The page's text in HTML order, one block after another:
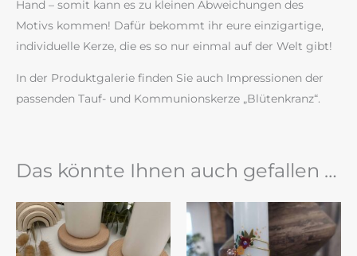
Hand – somit kann es zu kleinen Abweichungen des
Motivs kommen! Dafür bekommt ihr eure einzigartige,
individuelle Kerze, die es so nur einmal auf der Welt gibt!
In der Produktgalerie finden Sie auch Impressionen der
passenden Tauf- und Kommunionskerze „Blütenkranz“.
Das könnte Ihnen auch gefallen …